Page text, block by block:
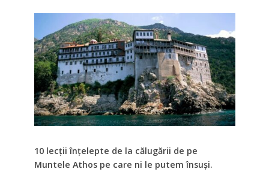
10 lecții înțelepte de la călugării de pe
Muntele Athos pe care ni le putem însuși.